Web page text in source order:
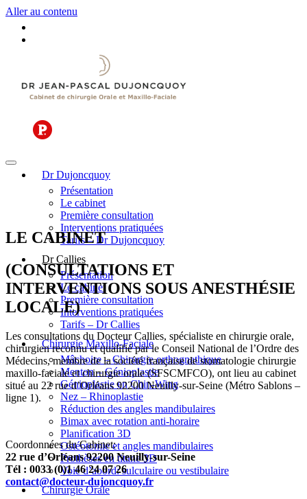
Aller au contenu
Dr Dujoncquoy
Présentation
Le cabinet
Première consultation
Interventions pratiquées
Tarifs – Dr Dujoncquoy
Dr Callies
Présentation
Le cabinet
Première consultation
Interventions pratiquées
Tarifs – Dr Callies
Chirurgie Maxillo-Faciale
Mâchoire – Chirurgie orthognathique
Menton – Génioplastie
Génioplastie en Chin-Wing
Nez – Rhinoplastie
Réduction des angles mandibulaires
Bimax avec rotation anti-horaire
Planification 3D
Ostéotomie et angles mandibulaires
Prothèses en titane 3D
Voie d’abord: sulculaire ou vestibulaire
Chirurgie Orale
LE CABINET
(CONSULTATIONS ET
INTERVENTIONS SOUS ANESTHÉSIE
LOCALE)
Les consultations du Docteur Callies, spécialiste en chirurgie orale,
chirurgien reconnu et qualifié par le Conseil National de l’Ordre des
Médecins, membre de la société française de stomatologie chirurgie
maxillo-faciale et chirurgie orale (SFSCMFCO), ont lieu au cabinet
situé au 22 rue d’Orléans 92200 Neuilly-sur-Seine (Métro Sablons –
ligne 1).
Coordonnées du Cabinet:
22 rue d’Orléans 92200 Neuilly-sur-Seine
Tél : 0033 (0)1 46 24 07 26
contact@docteur-dujoncquoy.fr